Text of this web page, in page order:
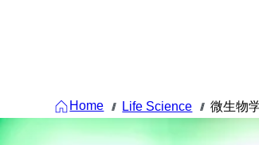
Home /// Life Science /// 微生物